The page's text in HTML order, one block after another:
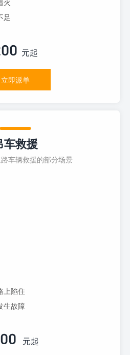
火
足
元起
立即派单
车救援
车辆救援的部分场景
上陷住
生故障
元起